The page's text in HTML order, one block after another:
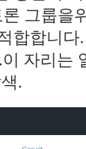
그룹을
합합니다
자리는
.